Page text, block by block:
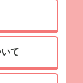
て